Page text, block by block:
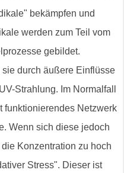
bekämpfen und
werden zum Teil vom
gebildet.
durch äußere Einflüsse
Strahlung. Im Normalfall
funktionierendes Netzwerk
Wenn sich diese jedoch
Konzentration zu hoch
Stress". Dieser ist